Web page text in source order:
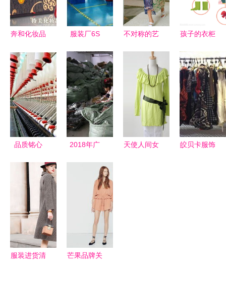
奔和化妆品
化妆品 产
品图片 奔
和化妆品
怎么样 最
新 奔和化
妆品 产品
服装厂6S
95条标准护
航高效生产
与整洁环境
不对称的艺
如何以不寻
常之路颠覆
对称审美
孩子的衣柜
品质铭心
——访大连
宏宇泡沫厂
张忠磊总经
理
2018年广
花品牌鞋帽
批发 货源
优势与市场
天使人间女
皎贝卡服饰
服装进货清
芒果品牌关